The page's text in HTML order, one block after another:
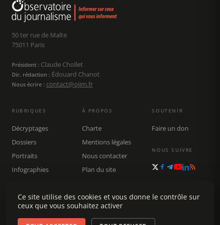
50 ter rue de Malte
75011 Paris
Président : Claude Chollet
Dir. rédaction : Édouard Chanot
Nous écrire : contact@ojim.fr
RUBRIQUES
Décryptages
Dossiers
Portraits
Infographies
Rechercher
À PROPOS
Charte
Mentions légales
Nous contacter
Plan du site
SOUTENIR
Faire un don
NOUS SUIVRE
Ce site utilise des cookies et vous donne le contrôle sur
ceux que vous souhaitez activer